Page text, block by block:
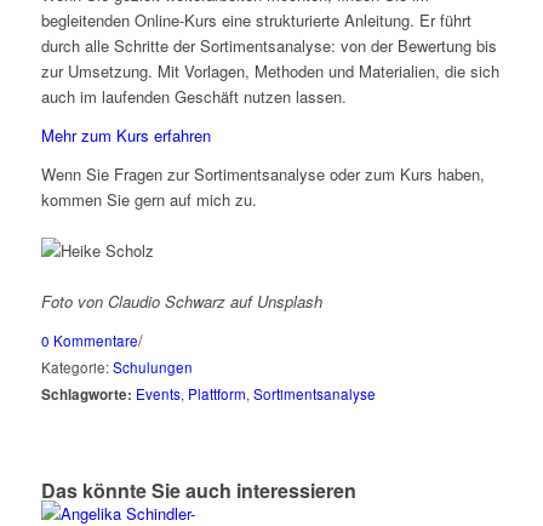
begleitenden Online-Kurs eine strukturierte Anleitung. Er führt
durch alle Schritte der Sortimentsanalyse: von der Bewertung bis
zur Umsetzung. Mit Vorlagen, Methoden und Materialien, die sich
auch im laufenden Geschäft nutzen lassen.
Mehr zum Kurs erfahren
Wenn Sie Fragen zur Sortimentsanalyse oder zum Kurs haben,
kommen Sie gern auf mich zu.
Foto von Claudio Schwarz auf Unsplash
0 Kommentare/
Kategorie:Schulungen
Schlagworte: Events, Plattform, Sortimentsanalyse
Das könnte Sie auch interessieren